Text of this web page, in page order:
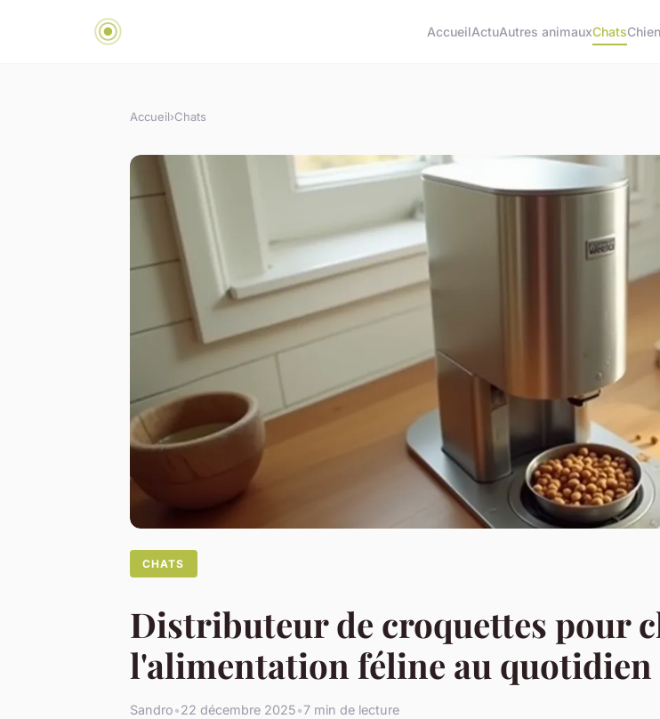
AccueilActuAutres animauxChats
Accueil›Chats
CHATS
Distributeur de croquettes pour
l'alimentation féline au quotidien
Sandro•22 décembre 2025•7 min de lecture